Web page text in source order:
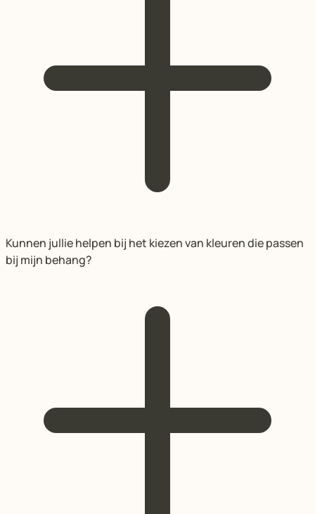
Kunnen jullie helpen bij het kiezen van kleuren die passen
bij mijn behang?